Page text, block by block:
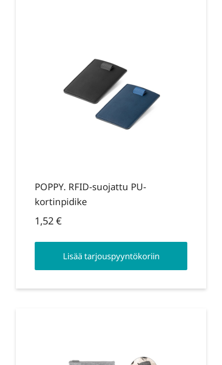
POPPY. RFID-suojattu PU-
kortinpidike
1,52€
Lisää tarjouspyyntökoriin